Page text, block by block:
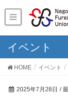
イベント
HOME イベント
2025年7月28日 /